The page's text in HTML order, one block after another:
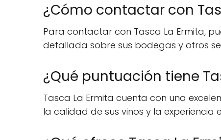
¿Cómo contactar con
Para contactar con Tasca La Ermita,
detallada sobre sus bodegas y otros
¿Qué puntuación tiene
Tasca La Ermita cuenta con una
la calidad de sus vinos y la experiencia